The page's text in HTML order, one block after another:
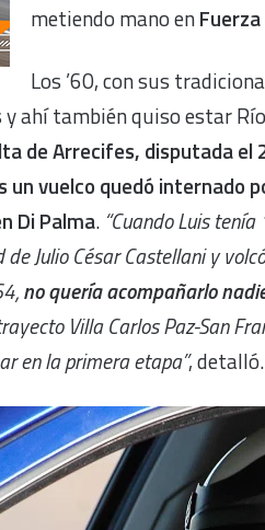
metiendo mano en
Los ’60, con sus
ahí también quiso estar
de Arrecifes, disputada el
vuelco quedó internado
Di Palma. “Cuando Luis
Julio César Castellani y
no quería acompañarlo
Villa Carlos Paz-San
en la primera etapa”, detalló.